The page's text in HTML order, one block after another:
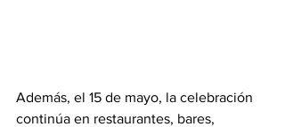
Además, el 15 de mayo, la celebración
continúa en restaurantes, bares,